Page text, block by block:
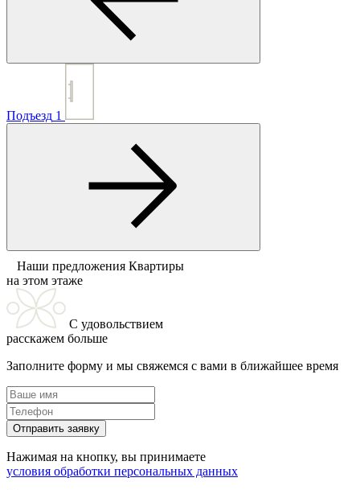
Подъезд 1
Наши предложения Квартиры
на этом этаже
С удовольствием
расскажем больше
Заполните форму и мы свяжемся с вами в ближайшее время
Отправить заявку
Нажимая на кнопку, вы принимаете
условия обработки персональных данных